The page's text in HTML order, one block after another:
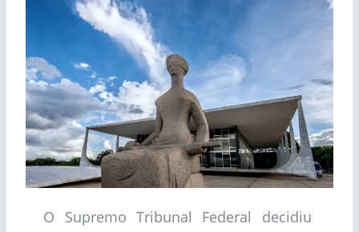
O Supremo Tribunal Federal decidiu